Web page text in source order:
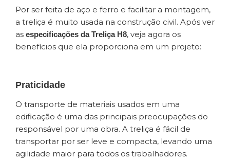
Por ser feita de aço e ferro e facilitar a montagem,
a treliça é muito usada na construção civil. Após ver
as especificações da Treliça H8, veja agora os
benefícios que ela proporciona em um projeto:
Praticidade
O transporte de materiais usados em uma
edificação é uma das principais preocupações do
responsável por uma obra. A treliça é fácil de
transportar por ser leve e compacta, levando uma
agilidade maior para todos os trabalhadores.